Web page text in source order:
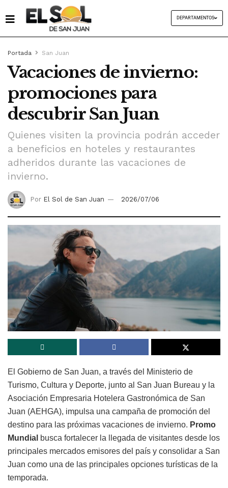
DEPARTAMENTOS
Portada San Juan
Vacaciones de invierno:
promociones para
descubrir San Juan
Quienes visiten la provincia podrán acceder
a beneficios en hoteles y restaurantes
adheridos durante las vacaciones de
invierno.
Por El Sol de San Juan 2026/07/06
El Gobierno de San Juan, a través del Ministerio de
Turismo, Cultura y Deporte, junto al San Juan Bureau y la
Asociación Empresaria Hotelera Gastronómica de San
Juan (AEHGA), impulsa una campaña de promoción del
destino para las próximas vacaciones de invierno. Promo
Mundial busca fortalecer la llegada de visitantes desde los
principales mercados emisores del país y consolidar a San
Juan como una de las principales opciones turísticas de la
temporada.